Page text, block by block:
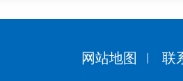
网站地图 联